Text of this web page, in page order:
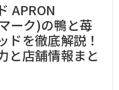
APRON
ーク)の鴨と苺
ドを徹底解説！
と店舗情報まと